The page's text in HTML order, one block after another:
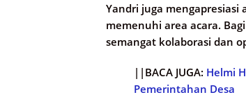
Yandri juga
memenuhi area acara.
semangat kolaborasi dan
||BACA JUGA: Helmi
Pemerintahan Desa